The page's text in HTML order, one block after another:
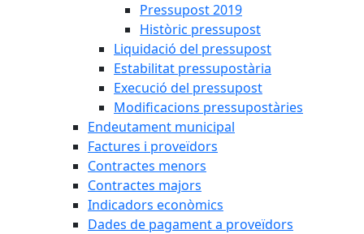
Pressupost 2019
Històric pressupost
Liquidació del pressupost
Estabilitat pressupostària
Execució del pressupost
Modificacions pressupostàries
Endeutament municipal
Factures i proveïdors
Contractes menors
Contractes majors
Indicadors econòmics
Dades de pagament a proveïdors